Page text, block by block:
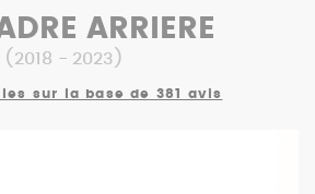
ARRIERE
(2018 - 2023)
sur la base de 381 avis